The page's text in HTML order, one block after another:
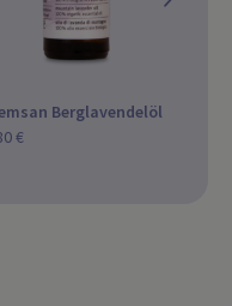
Berglavendelöl
€